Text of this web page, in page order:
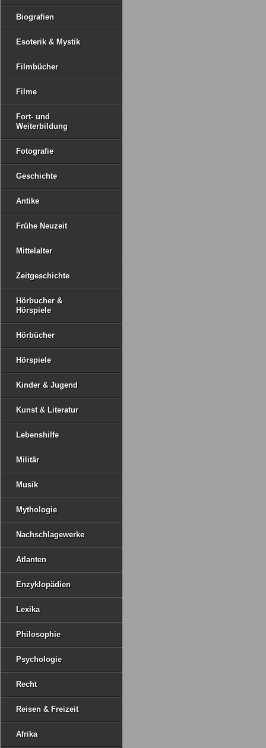
Biografien
Esoterik & Mystik
Filmbücher
Filme
Fort- und
Weiterbildung
Fotografie
Geschichte
Antike
Frühe Neuzeit
Mittelalter
Zeitgeschichte
Hörbucher &
Hörspiele
Hörbücher
Hörspiele
Kinder & Jugend
Kunst & Literatur
Lebenshilfe
Militär
Musik
Mythologie
Nachschlagewerke
Atlanten
Enzyklopädien
Lexika
Philosophie
Psychologie
Recht
Reisen & Freizeit
Afrika